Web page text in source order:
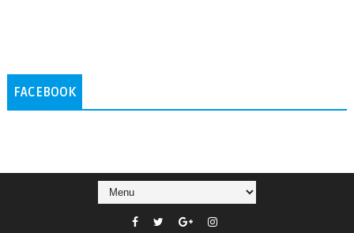
FACEBOOK